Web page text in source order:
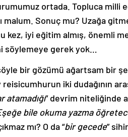
ortada. Topluca milli
malum. Sonuç mu? Uzağa
kez, iyi eğitim almış, önemli
söylemeye gerek yok…
bir gözümü ağartsam bir
iki dudağının
atamadığı” devrim niteliğinde
bile okuma yazma
mı? O da “bir gecede”